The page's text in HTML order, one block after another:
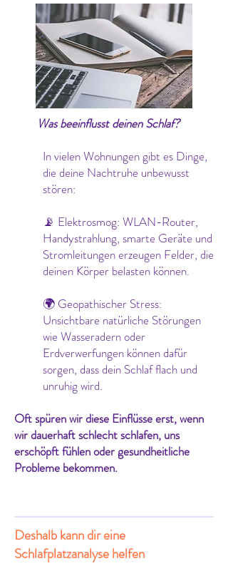
Was beeinflusst deinen Schlaf?
In vielen Wohnungen gibt es Dinge,
die deine Nachtruhe unbewusst
stören:
📡 Elektrosmog: WLAN-Router,
Handystrahlung, smarte Geräte und
Stromleitungen erzeugen Felder, die
deinen Körper belasten können.
🌍 Geopathischer Stress:
Unsichtbare natürliche Störungen
wie Wasseradern oder
Erdverwerfungen können dafür
sorgen, dass dein Schlaf flach und
unruhig wird.
Oft spüren wir diese Einflüsse erst, wenn
wir dauerhaft schlecht schlafen, uns
erschöpft fühlen oder gesundheitliche
Probleme bekommen.
Deshalb kann dir eine
Schlafplatzanalyse helfen